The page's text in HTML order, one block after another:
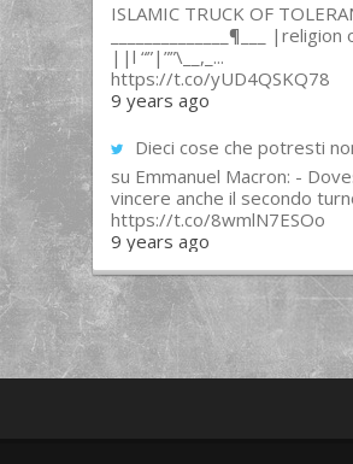
ISLAMIC TRUCK OF
______________¶___
||l “”|””\__,_...
https://t.co/yUD4QSKQ78
9 years ago
Dieci cose che potresti
su Emmanuel Macron: -
vincere anche il secondo
https://t.co/8wmlN7ESOo
9 years ago